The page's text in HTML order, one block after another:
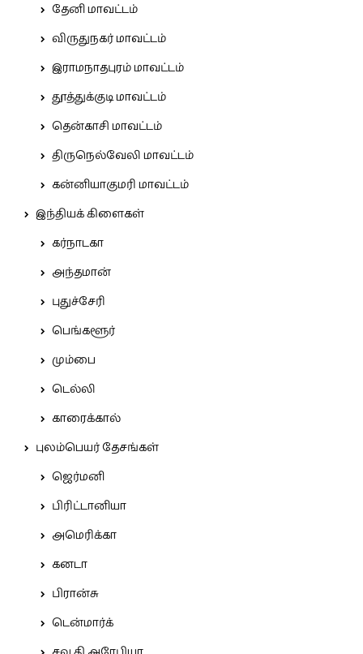
தேனி மாவட்டம்
விருதுநகர் மாவட்டம்
இராமநாதபுரம் மாவட்டம்
தூத்துக்குடி மாவட்டம்
தென்காசி மாவட்டம்
திருநெல்வேலி மாவட்டம்
கன்னியாகுமரி மாவட்டம்
இந்தியக் கிளைகள்
கர்நாடகா
அந்தமான்
புதுச்சேரி
பெங்களூர்
மும்பை
டெல்லி
காரைக்கால்
புலம்பெயர் தேசங்கள்
ஜெர்மனி
பிரிட்டானியா
அமெரிக்கா
கனடா
பிரான்சு
டென்மார்க்